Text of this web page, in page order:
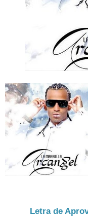
Letra de